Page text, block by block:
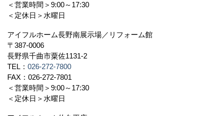
＜営業時間＞9:00～17:30
＜定休日＞水曜日
アイフルホーム長野南展示場／リフォーム館
〒387-0006
長野県千曲市粟佐1131-2
TEL： 026-272-7800
FAX：026-272-7801
＜営業時間＞9:00～17:30
＜定休日＞水曜日